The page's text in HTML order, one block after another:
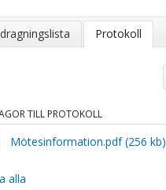
Protokoll
TILL PROTOKOLL
Mötesinformation.pdf (256 kb)
alla